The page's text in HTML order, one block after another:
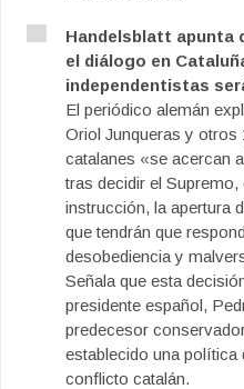
Handelsblatt apunta
el diálogo en
independentistas
El periódico alemán
Oriol Junqueras y
catalanes «se acercan
tras decidir el
instrucción, la apertura
que tendrán que
desobediencia y
Señala que esta
presidente español,
predecesor
establecido una política
conflicto catalán.